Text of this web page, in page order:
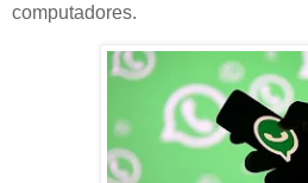
computadores.